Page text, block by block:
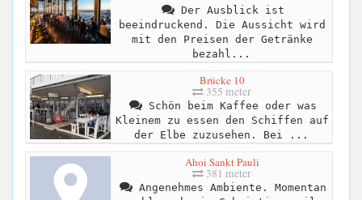
Der Ausblick ist
beeindruckend. Die Aussicht wird
mit den Preisen der Getränke
bezahl...
Brücke 10
355 meter
Schön beim Kaffee oder was
Kleinem zu essen den Schiffen auf
der Elbe zuzusehen. Bei ...
Ahoi Sankt Pauli
381 meter
Angenehmes Ambiente. Momentan